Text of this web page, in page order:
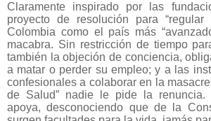
Claramente inspirado por las
proyecto de resolución para
Colombia como el país más
macabra. Sin restricción de tiempo
también la objeción de conciencia,
a matar o perder su empleo; y a las
confesionales a colaborar en la
de Salud” nadie le pide la
apoya, desconociendo que de la